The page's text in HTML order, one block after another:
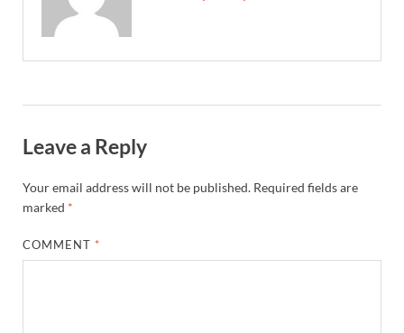
Leave a Reply
Your email address will not be published. Required fields are
marked *
COMMENT *